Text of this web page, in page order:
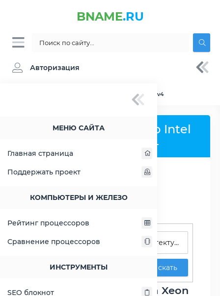
BNAME.RU
Авторизация
МЕНЮ САЙТА
Главная страница
Поддержать проект
КОМПЬЮТЕРЫ И ЖЕЛЕЗО
Рейтинг процессоров
Сравнение процессоров
ИНСТРУМЕНТЫ
SEO блокнот
» Сравнение Intel Xeon E5-2637 v4
Сравнить процессор Intel
Xeon E5-2637 v4
Поиск процессоров
Искать
Сравнение процессора Xeon